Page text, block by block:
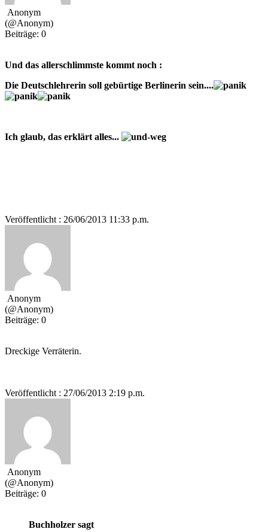
Anonym
(@Anonym)
Beiträge: 0
Und das allerschlimmste kommt noch :
Die Deutschlehrerin soll gebürtige Berlinerin sein....
Ich glaub, das erklärt alles...
Veröffentlicht : 26/06/2013 11:33 p.m.
Anonym
(@Anonym)
Beiträge: 0
Dreckige Verräterin.
Veröffentlicht : 27/06/2013 2:19 p.m.
Anonym
(@Anonym)
Beiträge: 0
Buchholzer sagt